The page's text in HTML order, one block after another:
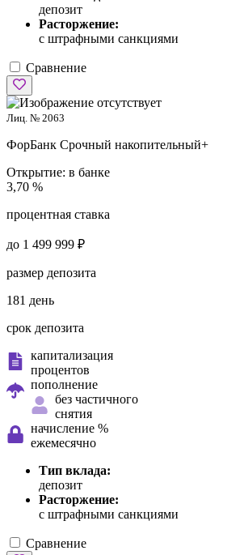
депозит
Расторжение:
с штрафными санкциями
Сравнение
Лиц. № 2063
ФорБанк Срочный накопительный+
Открытие: в банке
3,70 %
процентная ставка
до 1 499 999 ₽
размер депозита
181 день
срок депозита
капитализация
процентов
пополнение
без частичного
снятия
начисление %
ежемесячно
Тип вклада:
депозит
Расторжение:
с штрафными санкциями
Сравнение